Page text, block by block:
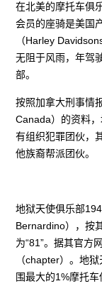
在北美的摩托车俱
会员的座骑是美国
（Harley
无阻于风雨，年驾
部。
按照加拿大刑事情
Canada）的资料
有组织犯罪团伙，
他族裔帮派团伙。
地狱天使俱乐部
Bernardino），按
为“81”。据其官方
（chapter）。地
围最大的1%摩托